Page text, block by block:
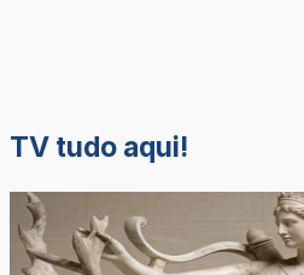
TV tudo aqui!